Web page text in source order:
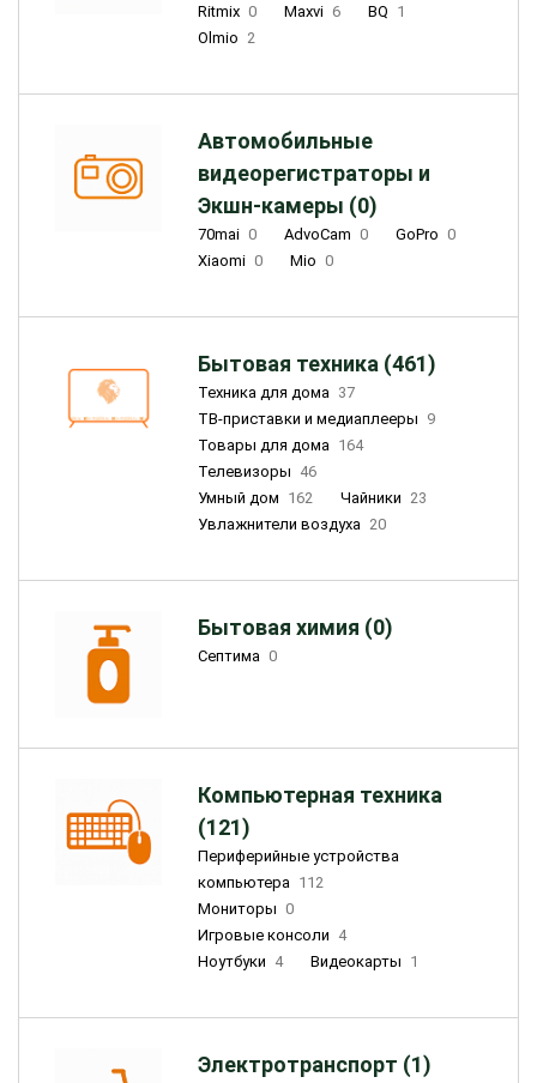
Ritmix 0 Maxvi 6 BQ 1
Olmio 2
Автомобильные
видеорегистраторы и
Экшн-камеры (0)
70mai 0 AdvoCam 0 GoPro 0
Xiaomi 0 Mio 0
Бытовая техника (461)
Техника для дома 37
ТВ-приставки и медиаплееры 9
Товары для дома 164
Телевизоры 46
Умный дом 162 Чайники 23
Увлажнители воздуха 20
Бытовая химия (0)
Септима 0
Компьютерная техника
(121)
Периферийные устройства
компьютера 112
Мониторы 0
Игровые консоли 4
Ноутбуки 4 Видеокарты 1
Электротранспорт (1)